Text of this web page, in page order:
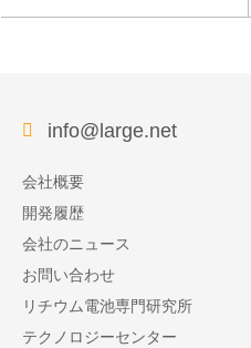
info@large.net
会社概要
開発履歴
会社のニュース
お問い合わせ
リチウム電池専門研究所
テクノロジーセンター